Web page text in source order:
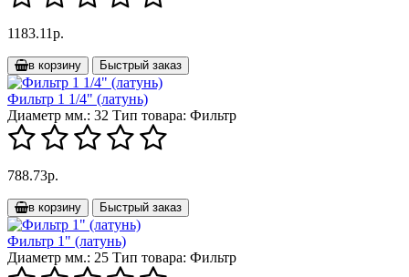
1183.11р.
в корзину Быстрый заказ
Фильтр 1 1/4" (латунь)
Диаметр мм.: 32 Тип товара: Фильтр
788.73р.
в корзину Быстрый заказ
Фильтр 1" (латунь)
Диаметр мм.: 25 Тип товара: Фильтр